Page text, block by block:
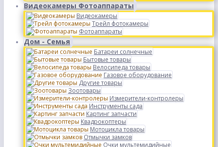
Видеокамеры Фотоаппараты
Видеокамеры
Трейл фотокамеры
Фотоаппараты
Дом - Семья
Батареи солнечные
Бытовые товары
Велосипеда товары
Газовое оборудование
Другие товары
Зоотовары
Измерители-контролеры
Инструменты сада
Картинг запчасти
Квадрокоптеры
Мотоцикла товары
Отмычки замков
Очки мультемидийные